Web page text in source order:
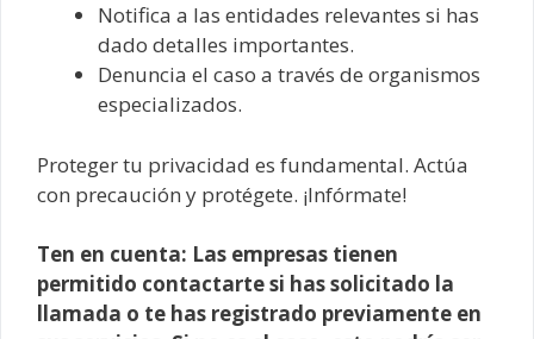
Notifica a las entidades relevantes si has
dado detalles importantes.
Denuncia el caso a través de organismos
especializados.
Proteger tu privacidad es fundamental. Actúa
con precaución y protégete. ¡Infórmate!
Ten en cuenta: Las empresas tienen
permitido contactarte si has solicitado la
llamada o te has registrado previamente en